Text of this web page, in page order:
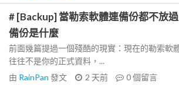
# [Backup] 當勒索軟體連備份都不放
備份是什麼
前面幾篇提過一個殘酷的現實：現在的勒索軟
往往不是你的正式資料，...
由 RainPan 發文 2 天前 0個留言